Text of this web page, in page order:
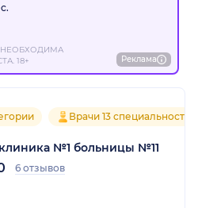
НЕОБХОДИМА
18+
Реклама
Врачи 13 специальностей
№1 больницы №11
6 отзывов